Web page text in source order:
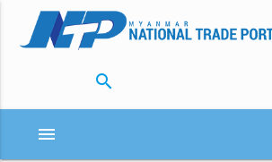
search
menu